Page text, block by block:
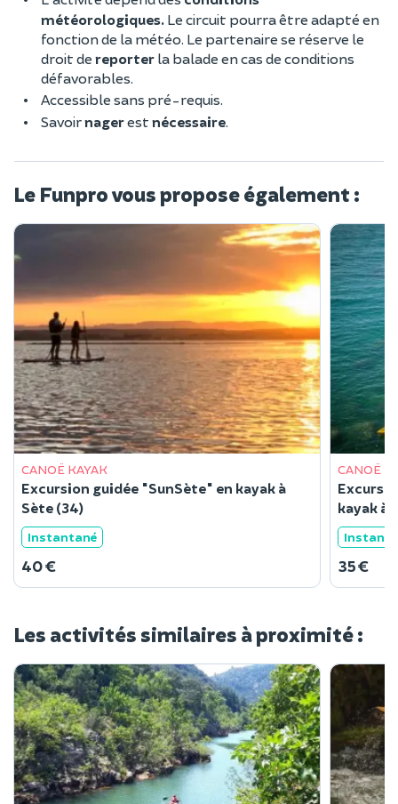
météorologiques. Le circuit pourra être adapté en
fonction de la météo. Le partenaire se réserve le
droit de reporter la balade en cas de conditions
défavorables.
Accessible sans pré-requis.
Savoirnagerest nécessaire.
Le Funpro vous propose également :
CANOË KAYAK
Excursion guidée "SunSète" en kayak à
Sète (34)
Instantané
40 €
CANOË
35 €
Les activités similaires à proximité :